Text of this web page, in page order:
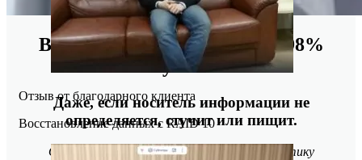
Восстанавливаем данные в 98%
случаев!
Даже, если носитель информации не
определяется, стучит или пищит.
Отправьте заявку набесплатную
диагностику
Отзыв от благодарного клиента
Восстановление данных с RAID 10